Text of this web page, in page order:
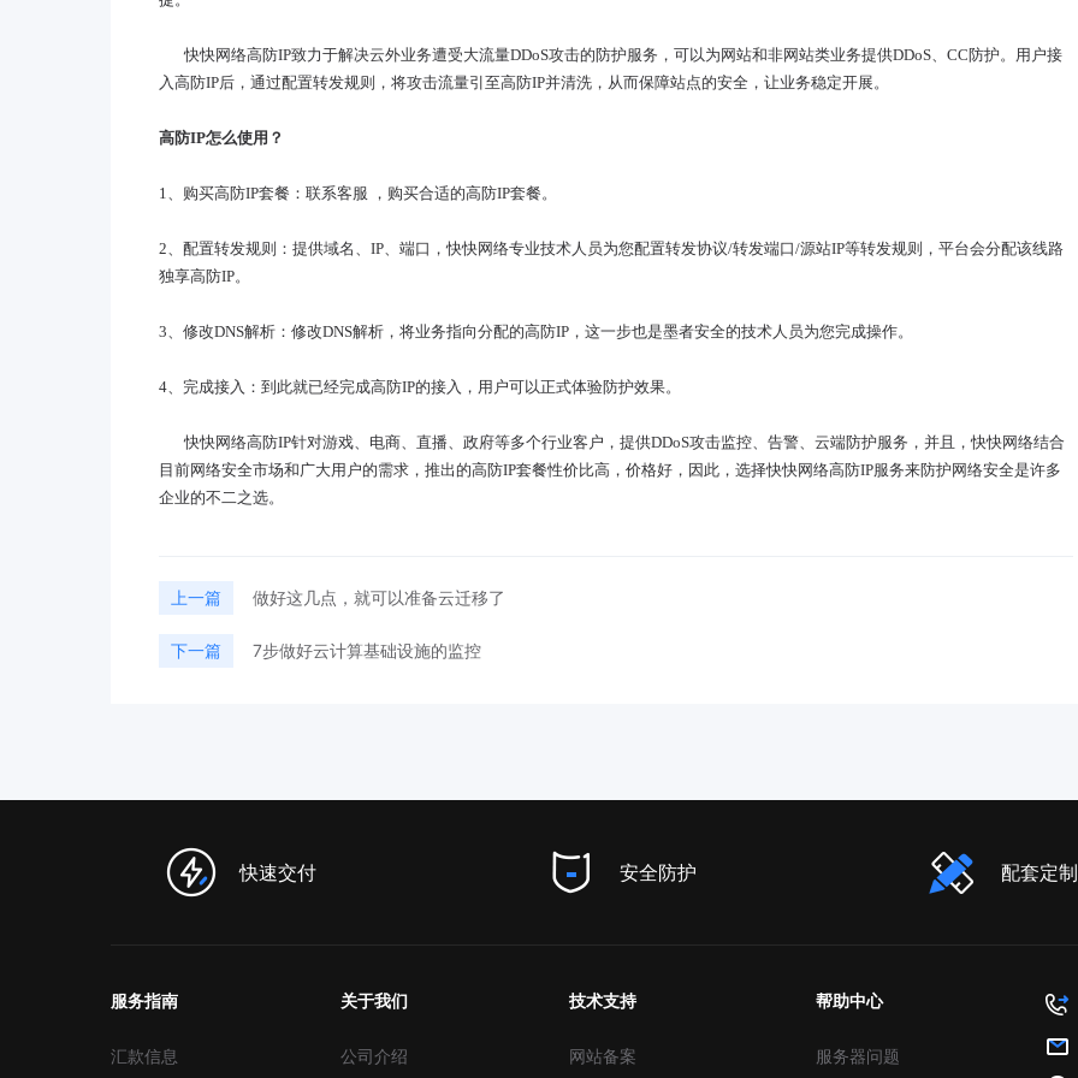
快快网络高防IP致力于解决云外业务遭受大流量DDoS攻击的防护服务，可以为网站和非网站类业务提供DDoS、CC防护。用户接
入高防IP后，通过配置转发规则，将攻击流量引至高防IP并清洗，从而保障站点的安全，让业务稳定开展。
高防IP怎么使用？
1、 购买高防IP套餐：联系客服 ，购买合适的高防IP套餐。
2、配置转发规则：提供域名、IP、端口，快快网络专业技术人员为您配置转发协议/转发端口/源站IP等转发规则，平台会分配该线路
独享高防IP。
3、修改DNS解析：修改DNS解析，将业务指向分配的高防IP，这一步也是墨者安全的技术人员为您完成操作。
4、完成接入：到此就已经完成高防IP的接入，用户可以正式体验防护效果。
快快网络高防IP针对游戏、电商、 直播、政府等多个行业客户，提供DDoS攻击监控、告警、云端防护服务，并且，快快网络结合
目前网络安全市场和广大用户的需求，推出的高防IP套餐性价比高，价格好，因此，选择快快网络高防IP服务来防护网络安全是许多
企业的不二之选。
上一篇 做好这几点，就可以准备云迁移了
下一篇 7步做好云计算基础设施的监控
快速交付 安全防护 配套定制
服务指南
汇款信息
关于我们
公司介绍
技术支持
网站备案
帮助中心
服务器问题